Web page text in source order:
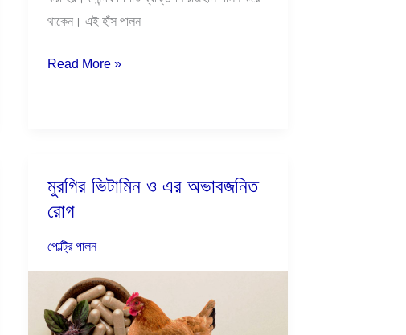
থাকেন। এই হাঁস পালন
Read More »
মুরগির ভিটামিন ও এর অভাবজনিত
রোগ
পোল্ট্রি পালন
মুরগির
ভিটামিন
এর
অভাবজনিত
রোগ